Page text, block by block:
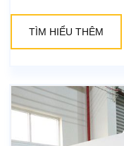
TÌM HIỂU THÊM